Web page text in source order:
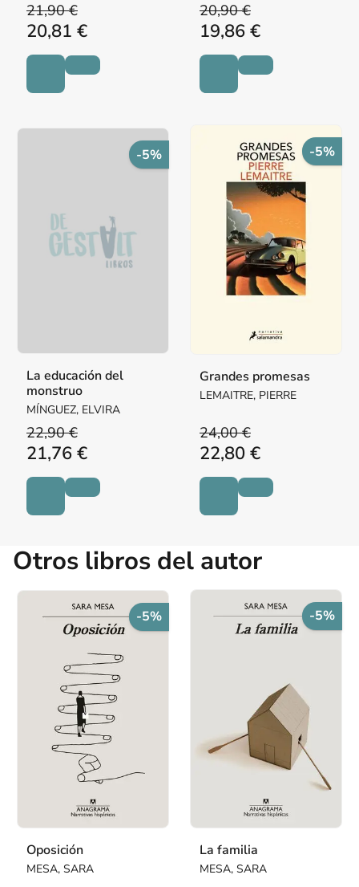
21,90 €
20,81 €
20,90 €
19,86 €
-5%
La educación del
monstruo
MÍNGUEZ, ELVIRA
22,90 €
21,76 €
-5%
Grandes promesas
LEMAITRE, PIERRE
24,00 €
22,80 €
Otros libros del autor
-5%
Oposición
MESA, SARA
-5%
La familia
MESA, SARA